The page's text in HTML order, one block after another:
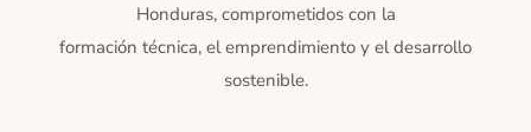
Honduras, comprometidos con la
formación técnica, el emprendimiento y el desarrollo
sostenible.